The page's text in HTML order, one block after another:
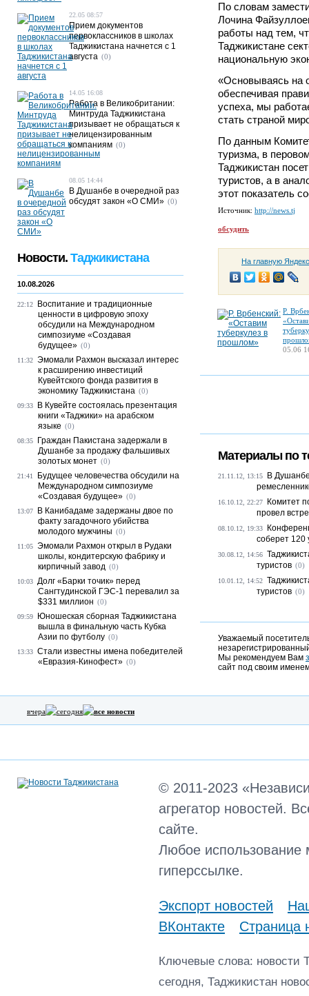
По словам
Лочина
работы над тем,
Таджикистане
национальную
«Основываясь на
обеспечивая
успеха, мы
стать страной
По данным
туризма, в
Таджикистан
туристов, а в
этот показатель
Источник: http://news.tj
обсудить
На главную
Р.
05.06
Материалы по
21.11.12, 13:15
В
16.10.12, 22:27
Комитет
провел
08.10.12, 19:33
соберет 120
30.08.12, 14:56
туристов (0)
10.01.12, 14:52
туристов (0)
Уважаемый
Мы рекомендуем Вам
сайт под своим
22.05 08:57
Прием документов
первоклассников в школах
Таджикистана начнется с 1
августа (0)
14.05 16:08
Работа в Великобритании:
Минтруда Таджикистана
призывает не обращаться к
нелицензированным
компаниям (0)
08.05 14:44
В Душанбе в очередной раз
обсудят закон «О СМИ» (0)
Новости. Таджикистана
10.08.2026
22:12
Воспитание и традиционные
ценности в цифровую эпоху
обсудили на Международном
симпозиуме «Создавая
будущее» (0)
11:32 Эмомали Рахмон высказал интерес
к расширению инвестиций
Кувейтского фонда развития в
экономику Таджикистана (0)
09:33
В Кувейте состоялась презентация
книги «Таджики» на арабском
языке (0)
08:35
Граждан Пакистана задержали в
Душанбе за продажу фальшивых
золотых монет (0)
21:41
Будущее человечества обсудили на
Международном симпозиуме
«Создавая будущее» (0)
13:07
В Канибадаме задержаны двое по
факту загадочного убийства
молодого мужчины (0)
11:05 Эмомали Рахмон открыл в Рудаки
школы, кондитерскую фабрику и
кирпичный завод (0)
10:03 Долг «Барки точик» перед
Сангтудинской ГЭС-1 перевалил за
$331 миллион (0)
09:59
Юношеская сборная Таджикистана
вышла в финальную часть Кубка
Азии по футболу (0)
13:33 Стали известны имена победителей
«Евразия-Кинофест» (0)
вчера сегодня все новости
© 2011-2023
агрегатор новостей.
сайте.
Любое использование
гиперссылке.
Экспорт новостей
ВКонтакте
Страница
Ключевые слова: новости
сегодня, Таджикистан